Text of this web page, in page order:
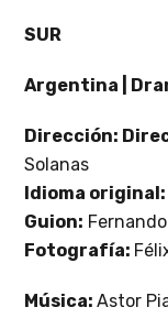
SUR
Argentina |
Dirección:
Solanas
Idioma original:
Guion:
Fotografía:
Música:Astor